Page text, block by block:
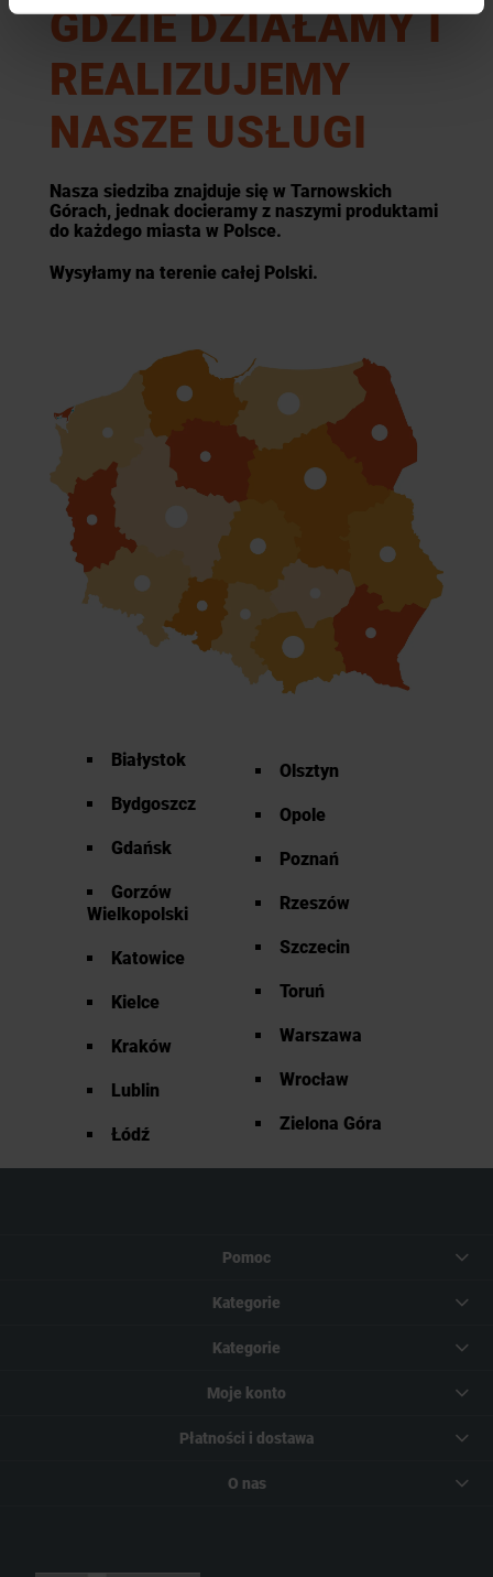
GDZIE DZIAŁAMY I
REALIZUJEMY
NASZE USŁUGI
Nasza siedziba znajduje się w Tarnowskich
Górach, jednak docieramy z naszymi produktami
do każdego miasta w Polsce.
Wysyłamy na terenie całej Polski.
Białystok
Bydgoszcz
Gdańsk
Gorzów
Wielkopolski
Katowice
Kielce
Kraków
Lublin
Łódź
Olsztyn
Opole
Poznań
Rzeszów
Szczecin
Toruń
Warszawa
Wrocław
Zielona Góra
Pomoc
Kategorie
Kategorie
Moje konto
Płatności i dostawa
O nas